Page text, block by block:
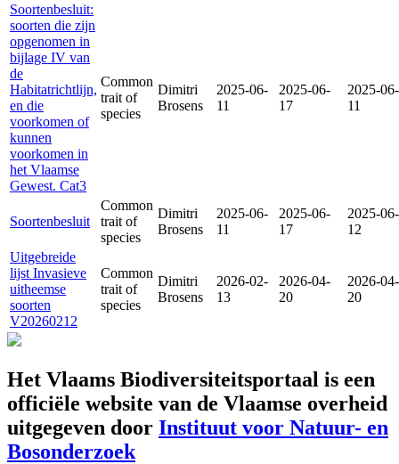
Soortenbesluit:
soorten die zijn
opgenomen in
bijlage IV van
de
Habitatrichtlijn,
en die
voorkomen of
kunnen
voorkomen in
het Vlaamse
Gewest. Cat3
Common
trait of
species
Dimitri
Brosens
2025-06-
11
2025-06-
17
2025-06-
11
Soortenbesluit
Common
trait of
species
Dimitri
Brosens
2025-06-
11
2025-06-
17
2025-06-
12
Uitgebreide
lijst Invasieve
uitheemse
soorten
V20260212
Common
trait of
species
Dimitri
Brosens
2026-02-
13
2026-04-
20
2026-04-
20
Het Vlaams Biodiversiteitsportaal is een
officiële website van de Vlaamse overheid
uitgegeven door Instituut voor Natuur- en
Bosonderzoek